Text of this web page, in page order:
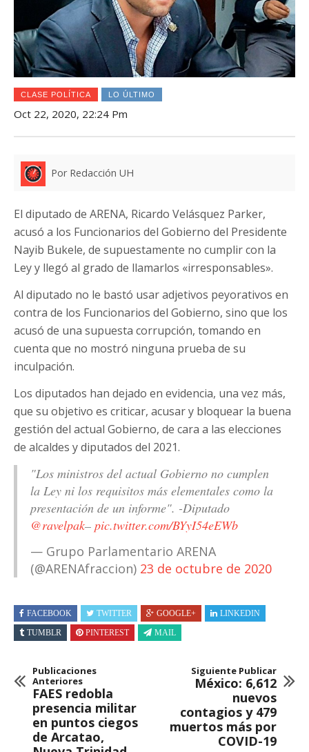
CLASE POLÍTICA LO ÚLTIMO
Oct 22, 2020, 22:24 Pm
Por Redacción UH
El diputado de ARENA, Ricardo Velásquez Parker,
acusó a los Funcionarios del Gobierno del Presidente
Nayib Bukele, de supuestamente no cumplir con la
Ley y llegó al grado de llamarlos «irresponsables».
Al diputado no le bastó usar adjetivos peyorativos en
contra de los Funcionarios del Gobierno, sino que los
acusó de una supuesta corrupción, tomando en
cuenta que no mostró ninguna prueba de su
inculpación.
Los diputados han dejado en evidencia, una vez más,
que su objetivo es criticar, acusar y bloquear la buena
gestión del actual Gobierno, de cara a las elecciones
de alcaldes y diputados del 2021.
"Los ministros del actual Gobierno no cumplen
la Ley ni los requisitos más elementales como la
presentación de un informe". -Diputado
@ravelpak– pic.twitter.com/BYyI54eEWb
— Grupo Parlamentario ARENA
(@ARENAfraccion) 23 de octubre de 2020
FACEBOOK TWITTER GOOGLE+
LINKEDIN
TUMBLR
PINTEREST MAIL
Publicaciones
Anteriores
FAES redobla
presencia militar
en puntos ciegos
de Arcatao,
Siguiente Publicar
México: 6,612
nuevos
contagios y 479
muertos más por
COVID-19